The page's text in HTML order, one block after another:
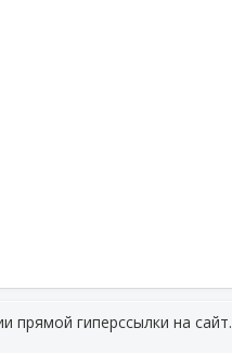
прямой гиперссылки на сайт.